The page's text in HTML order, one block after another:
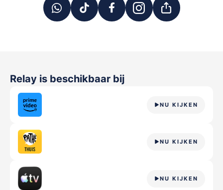
Relay is beschikbaar bij
NU KIJKEN
NU KIJKEN
NU KIJKEN